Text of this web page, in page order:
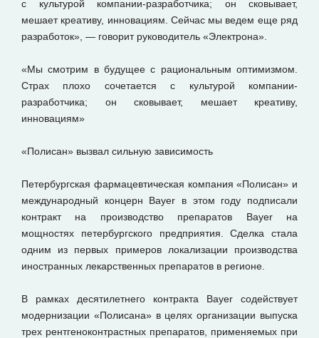
с культурой компании-разработчика; он сковывает,
мешает креативу, инновациям. Сейчас мы ведем еще ряд
разработок», — говорит руководитель «Электрона».
«Мы смотрим в будущее с рациональным оптимизмом.
Страх плохо сочетается с культурой компании-
разработчика; он сковывает, мешает креативу,
инновациям»
«Полисан» вызвал сильную зависимость
Петербургская фармацевтическая компания «Полисан» и
международный концерн Bayer в этом году подписали
контракт на производство препаратов Bayer на
мощностях петербургского предприятия. Сделка стала
одним из первых примеров локализации производства
иностранных лекарственных препаратов в регионе.
В рамках десятилетнего контракта Bayer содействует
модернизации «Полисана» в целях организации выпуска
трех рентгеноконтрастных препаратов, применяемых при